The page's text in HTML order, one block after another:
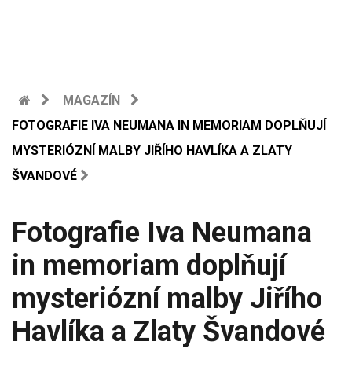
MAGAZÍN
FOTOGRAFIE IVA NEUMANA IN MEMORIAM DOPLŇUJÍ
MYSTERIÓZNÍ MALBY JIŘÍHO HAVLÍKA A ZLATY
ŠVANDOVÉ
Fotografie Iva Neumana
in memoriam doplňují
mysteriózní malby Jiřího
Havlíka a Zlaty Švandové